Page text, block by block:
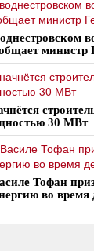
министр
30 МВт
Тофан
во время